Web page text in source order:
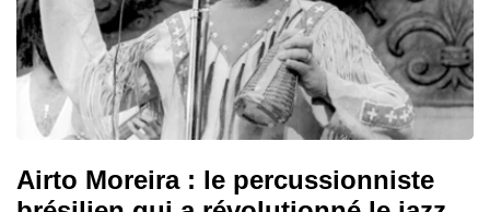
Airto Moreira : le percussionniste